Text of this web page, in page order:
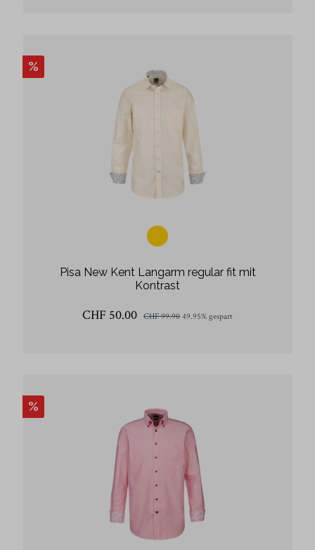
%
Pisa New Kent Langarm regular fit mit
Kontrast
CHF 50.00 CHF 99.90 49.95% gespart
%